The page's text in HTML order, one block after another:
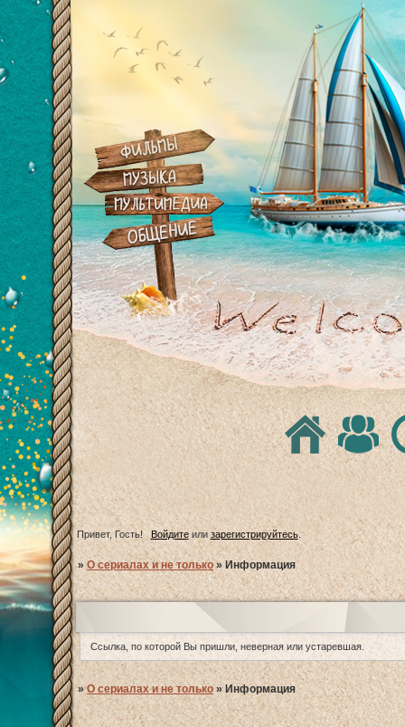
Привет, Гость! Войдитеилизарегистрируйтесь.
»О сериалах и не только »Информация
Ссылка, по которой Вы пришли, неверная или устаревшая.
»О сериалах и не только »Информация